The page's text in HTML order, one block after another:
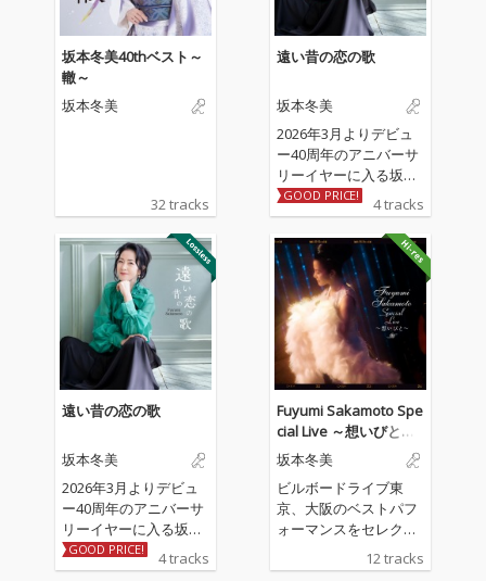
坂本冬美40thベスト～
轍～
坂本冬美
32 tracks
遠い昔の恋の歌
坂本冬美
2026年3月よりデビュ
ー40周年のアニバーサ
リーイヤーに入る坂本
冬美の記念シングル 収
録される表題曲「遠い
昔の恋の歌」、カップ
リング曲「しあわせ十
色」は坂本冬美と同じ
歳のアーティスト川村
結花の作詞＆作曲によ
る書き下ろし作品。ア
レンジは「夜桜お七」
「また君に恋してる」
の若草恵が担当。
GOOD PRICE! 4 tracks
遠い昔の恋の歌
坂本冬美
2026年3月よりデビュ
ー40周年のアニバーサ
リーイヤーに入る坂本
冬美の記念シングル 収
録される表題曲「遠い
GOOD PRICE! 4 tracks
Fuyumi Sakamoto Spe
cial Live ～想いびと～
(Live)
坂本冬美
ビルボードライブ東
京、大阪のベストパフ
ォーマンスをセレクト
12 tracks